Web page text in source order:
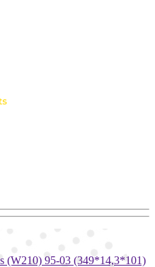
(W210) 95-03 (349*14,3*101)